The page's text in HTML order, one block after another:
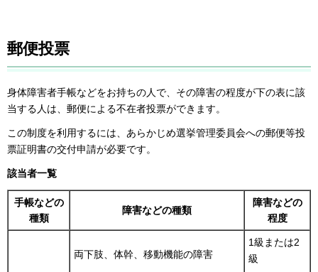
郵便投票
身体障害者手帳などをお持ちの人で、その障害の程度が下の表に該
当する人は、郵便による不在者投票ができます。
この制度を利用するには、あらかじめ選挙管理委員会への郵便等投
票証明書の交付申請が必要です。
該当者一覧
手帳などの
種類
障害などの種類
障害などの
程度
両下肢、体幹、移動機能の障害
1級または2
級